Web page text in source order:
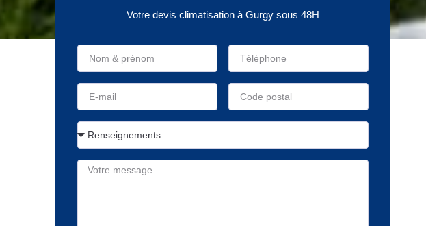
Votre devis climatisation à Gurgy sous 48H